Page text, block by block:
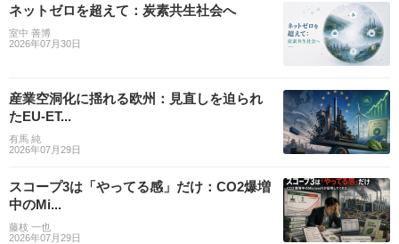
ネットゼロを超えて：炭素共生社会へ
室中 善博
2026年07月30日
産業空洞化に揺れる欧州：見直しを迫られ
たEU-ET...
有馬 純
2026年07月29日
スコープ3は「やってる感」だけ：CO2爆増
中のMi...
藤枝 一也
2026年07月29日